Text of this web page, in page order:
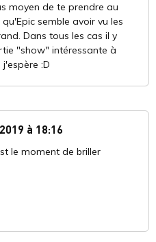
moyen de te prendre au
semble avoir vu les
Dans tous les cas il y
"show" intéressante à
:D
à 18:16
le moment de briller